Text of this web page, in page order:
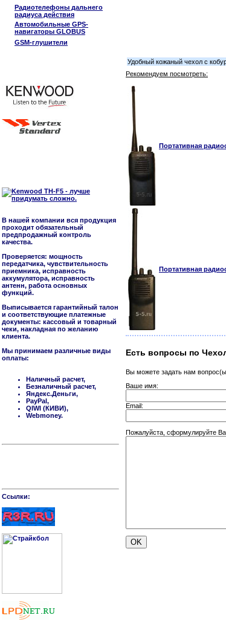
Радиотелефоны дальнего
радиуса действия
Автомобильные GPS-
навигаторы GLOBUS
GSM-глушители
В нашей компании вся продукция
проходит обязательный
предпродажный контроль
качества.
Проверяется: мощность
передатчика, чувствительность
приемника, исправность
аккумулятора, исправность
антенн, работа основных
функций.
Выписывается гарантийный талон
и соответствующие платежные
документы: кассовый и товарный
чеки, накладная по желанию
клиента.
Мы принимаем различные виды
оплаты:
Наличный расчет,
Безналичный расчет,
Яндекс.Деньги,
PayPal,
QIWI (КИВИ),
Webmoney.
Cсылки:
Удобный кожаный чехол с
Рекомендуем посмотреть:
Портативная
Портативная
Есть вопросы по
Вы можете задать нам
Ваше имя:
Email:
Пожалуйста, сформулируйте